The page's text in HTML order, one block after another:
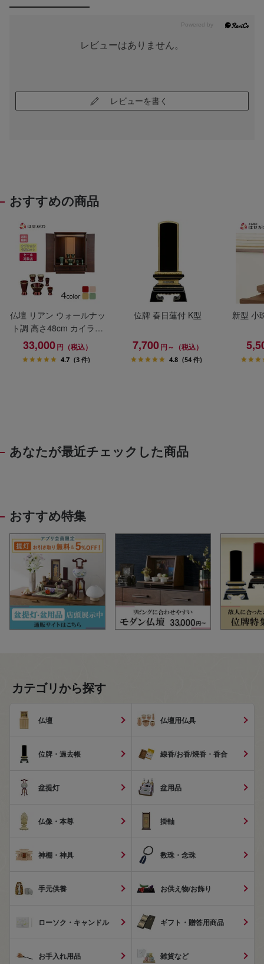
レビューはありません。
レビューを書く
おすすめの商品
仏壇 リアン ウォールナッ
ト調 高さ48cm カイラ具
足セット
33,000円（税込）
4.7 (3 件)
位牌 春日蓮付 K型
7,700円～（税込）
4.8 (54 件)
新型 小
あなたが最近チェックした商品
おすすめ特集
カテゴリから探す
仏壇 仏壇用仏具
位牌・過去帳 線香/お香/焼香・香合
盆提灯 盆用品
仏像・本尊 掛軸
神棚・神具 数珠・念珠
手元供養 お供え物/お飾り
ローソク・キャンドル ギフト・贈答用商品
お手入れ用品 雑貨など